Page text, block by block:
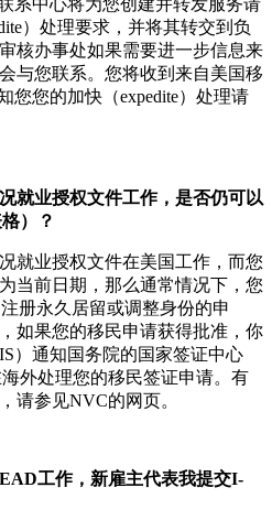
）处理要求，并将其转交到负
核办事处如果需要进一步信息来
与您联系。您将收到来自美国移
您您的加快（expedite）处理请
就业授权文件工作，是否仍可以
）？
就业授权文件在美国工作，而您
当前日期，那么通常情况下，您
册永久居留或调整身份的申
如果您的移民申请获得批准，你
）通知国务院的国家签证中心
外处理您的移民签证申请。有
请参见NVC的网页。
工作，新雇主代表我提交I-